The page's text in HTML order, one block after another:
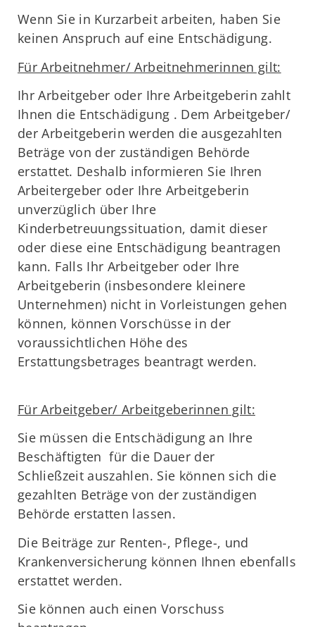
Wenn Sie in Kurzarbeit arbeiten, haben Sie
keinen Anspruch auf eine Entschädigung.
Für Arbeitnehmer/ Arbeitnehmerinnen gilt:
Ihr Arbeitgeber oder Ihre Arbeitgeberin zahlt
Ihnen die Entschädigung . Dem Arbeitgeber/
der Arbeitgeberin werden die ausgezahlten
Beträge von der zuständigen Behörde
erstattet. Deshalb informieren Sie Ihren
Arbeitergeber oder Ihre Arbeitgeberin
unverzüglich über Ihre
Kinderbetreuungssituation, damit dieser
oder diese eine Entschädigung beantragen
kann. Falls Ihr Arbeitgeber oder Ihre
Arbeitgeberin (insbesondere kleinere
Unternehmen) nicht in Vorleistungen gehen
können, können Vorschüsse in der
voraussichtlichen Höhe des
Erstattungsbetrages beantragt werden.
Für Arbeitgeber/ Arbeitgeberinnen gilt:
Sie müssen die Entschädigung an Ihre
Beschäftigten für die Dauer der
Schließzeit auszahlen. Sie können sich die
gezahlten Beträge von der zuständigen
Behörde erstatten lassen.
Die Beiträge zur Renten-, Pflege-, und
Krankenversicherung können Ihnen ebenfalls
erstattet werden.
Sie können auch einen Vorschuss